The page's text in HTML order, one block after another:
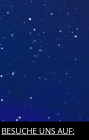
BESUCHE UNS AUF: